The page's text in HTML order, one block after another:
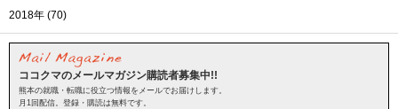
2018年 (70)
ココクマのメールマガジン購読者募集中!!
熊本の就職・転職に役立つ情報をメールでお届けします。
月1回配信。登録・購読は無料です。